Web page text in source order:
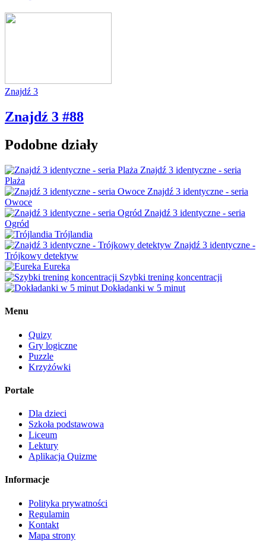
Znajdź 3
Znajdź 3 #88
Podobne działy
Znajdź 3 identyczne - seria
Plaża
Znajdź 3 identyczne - seria
Owoce
Znajdź 3 identyczne - seria
Ogród
Trójlandia
Znajdź 3 identyczne -
Trójkowy detektyw
Eureka
Szybki trening koncentracji
Dokładanki w 5 minut
Menu
Quizy
Gry logiczne
Puzzle
Krzyżówki
Portale
Dla dzieci
Szkoła podstawowa
Liceum
Lektury
Aplikacja Quizme
Informacje
Polityka prywatności
Regulamin
Kontakt
Mapa strony